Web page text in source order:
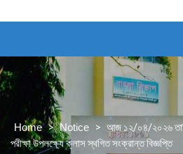
Home > Notice > আজ ১২/০৪/২০২৬
পরীক্ষা উপলক্ষ্যে ক্লাস স্থগিত সংক্রান্ত বিজ্ঞপ্তি